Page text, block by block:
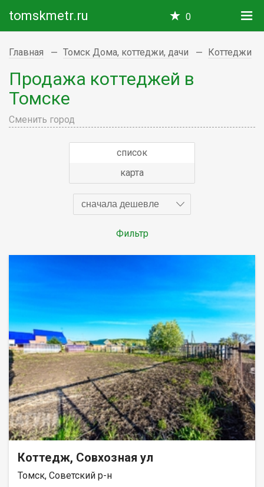
tomskmetr.ru 0
Главная Томск Дома, коттеджи, дачи Коттеджи
Продажа коттеджей в
Томске
Сменить город
список
карта
сначала дешевле
Фильтр
Коттедж, Совхозная ул
Томск, Советский р-н